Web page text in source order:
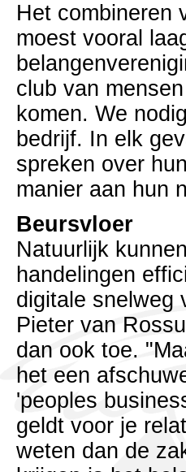
Het combineren
moest vooral
club van
komen. We
bedrijf. In elk
spreken over
manier aan hun
Beursvloer
Natuurlijk
handelingen
digitale snelweg
Pieter van
dan ook toe.
het een
'peoples
geldt voor je
weten dan de